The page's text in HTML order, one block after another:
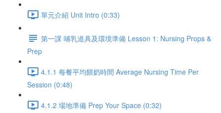
單元介紹 Unit Intro (0:33)
第一課 哺乳道具及環境準備 Lesson 1: Nursing Props &
Prep
4.1.1 每餐平均餵奶時間 Average Nursing Time Per
Session (0:48)
4.1.2 場地準備 Prep Your Space (0:32)